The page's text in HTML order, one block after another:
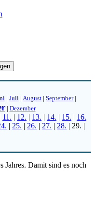
| Juli| August| September|
| Dezember
11. | 12. | 13. | 14. | 15. | 16.
| 25. | 26. | 27. | 28. | 29. |
Jahres. Damit sind es noch